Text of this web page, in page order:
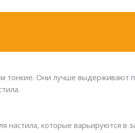
тонкие. Они лучше выдерживают
которые варьируются в